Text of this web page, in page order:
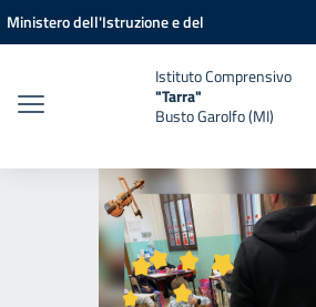
Vai ai contenuti
Vai al menu di navigazione
Vai al footer
Ministero dell'Istruzione e del
Istituto Comprensivo
"Tarra"
Busto Garolfo (MI)